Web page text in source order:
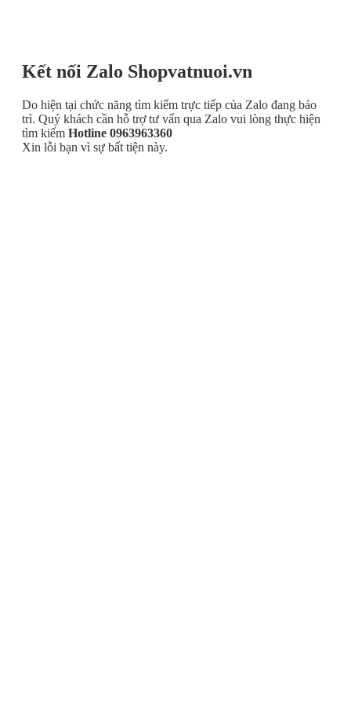
Kết nối Zalo Shopvatnuoi.vn
Do hiện tại chức năng tìm kiếm trực tiếp của Zalo đang bảo
trì. Quý khách cần hỗ trợ tư vấn qua Zalo vui lòng thực hiện
tìm kiếm Hotline 0963963360
Xin lỗi bạn vì sự bất tiện này.